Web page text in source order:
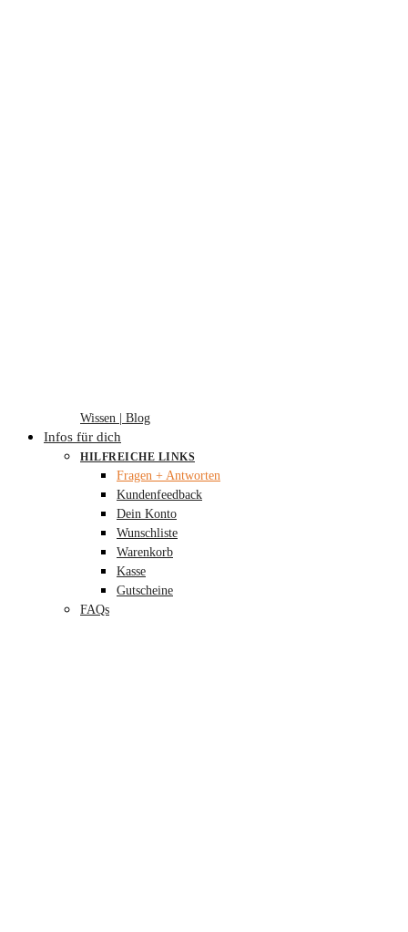
Wissen | Blog
Infos für dich
HILFREICHE LINKS
Fragen + Antworten
Kundenfeedback
Dein Konto
Wunschliste
Warenkorb
Kasse
Gutscheine
FAQs